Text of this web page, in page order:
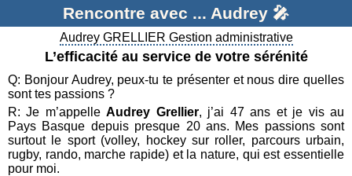
Rencontre avec ... Audrey 🎤
Audrey GRELLIER Gestion administrative
L’efficacité au service de votre sérénité
Q: Bonjour Audrey, peux-tu te présenter et nous dire quelles
sont tes passions ?
R: Je m’appelleAudrey Grellier, j’ai 47 ans et je vis au
Pays Basque depuis presque 20 ans. Mes passions sont
surtout le sport (volley, hockey sur roller, parcours urbain,
rugby, rando, marche rapide) et la nature, qui est essentielle
pour moi.